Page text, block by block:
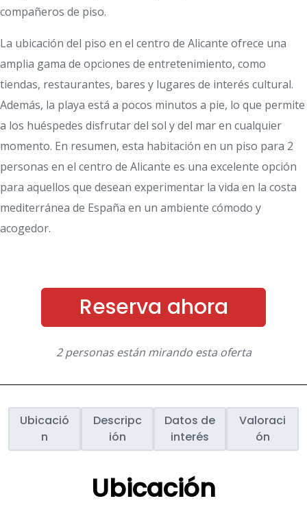
compañeros de piso.
La ubicación del piso en el centro de Alicante ofrece una
amplia gama de opciones de entretenimiento, como
tiendas, restaurantes, bares y lugares de interés cultural.
Además, la playa está a pocos minutos a pie, lo que permite
a los huéspedes disfrutar del sol y del mar en cualquier
momento. En resumen, esta habitación en un piso para 2
personas en el centro de Alicante es una excelente opción
para aquellos que desean experimentar la vida en la costa
mediterránea de España en un ambiente cómodo y
acogedor.
Reserva ahora
2 personas están mirando esta oferta
Ubicació
n
Descripc
ión
Datos de
interés
Valoraci
ón
Ubicación